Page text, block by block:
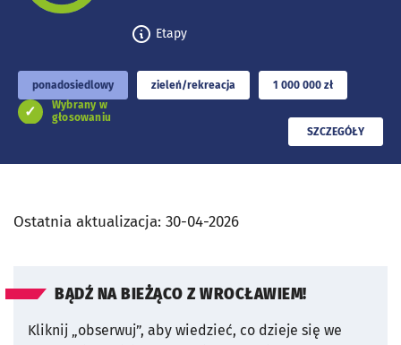
Etapy
Wybrany w
głosowaniu
ponadosiedlowy zieleń/rekreacja 1 000 000 zł
PRZECZYTAJ
SZCZEGÓŁY
Ostatnia aktualizacja: 30-04-2026
BĄDŹ NA BIEŻĄCO Z WROCŁAWIEM!
Kliknij „obserwuj”, aby wiedzieć, co dzieje się we